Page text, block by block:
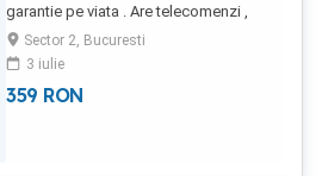
garantie pe viata . Are telecomenzi ,
sirena , senzor de soc reglabil , senzor
de capota .
Sector 2, Bucuresti
3 iulie
359 RON